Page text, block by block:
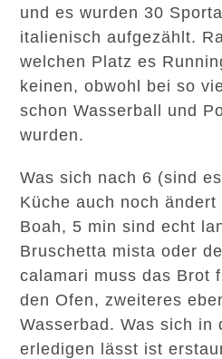
und es wurden 30
italienisch aufgezählt.
welchen Platz es
keinen, obwohl bei so
schon Wasserball und
wurden.
Was sich nach 6 (sind
Küche auch noch
Boah, 5 min sind echt
Bruschetta mista oder
calamari muss das Brot
den Ofen, zweiteres
Wasserbad. Was sich in
erledigen lässt ist